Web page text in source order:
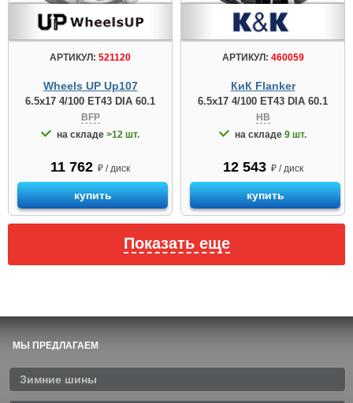
АРТИКУЛ: 521120
Wheels UP Up107
6.5x17 4/100 ET43 DIA 60.1
BFP
на складе >12 шт.
11 762 ₽ / диск
купить
АРТИКУЛ: 460059
КиК Flanker
6.5x17 4/100 ET43 DIA 60.1
HB
на складе 9 шт.
12 543 ₽ / диск
купить
Показать еще
МЫ ПРЕДЛАГАЕМ
Зимние шины